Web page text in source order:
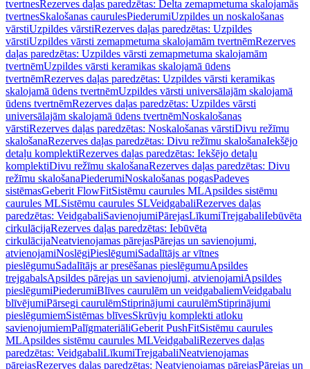
tvertnesRezerves daļas paredzētas: Delta zemapmetuma skalojamās
tvertnesSkalošanas caurulesPiederumiUzpildes un noskalošanas
vārstiUzpildes vārstiRezerves daļas paredzētas: Uzpildes
vārstiUzpildes vārsti zemapmetuma skalojamām tvertnēmRezerves
daļas paredzētas: Uzpildes vārsti zemapmetuma skalojamām
tvertnēmUzpildes vārsti keramikas skalojamā ūdens
tvertnēmRezerves daļas paredzētas: Uzpildes vārsti keramikas
skalojamā ūdens tvertnēmUzpildes vārsti universālajām skalojamā
ūdens tvertnēmRezerves daļas paredzētas: Uzpildes vārsti
universālajām skalojamā ūdens tvertnēmNoskalošanas
vārstiRezerves daļas paredzētas: Noskalošanas vārstiDivu režīmu
skalošanaRezerves daļas paredzētas: Divu režīmu skalošanaIekšējo
detaļu komplektiRezerves daļas paredzētas: Iekšējo detaļu
komplektiDivu režīmu skalošanaRezerves daļas paredzētas: Divu
režīmu skalošanaPiederumiNoskalošanas pogasPadeves
sistēmasGeberit FlowFitSistēmu caurules MLApsildes sistēmu
caurules MLSistēmu caurules SLVeidgabaliRezerves daļas
paredzētas: VeidgabaliSavienojumiPārejasLīkumiTrejgabaliIebūvēta
cirkulācijaRezerves daļas paredzētas: Iebūvēta
cirkulācijaNeatvienojamas pārejasPārejas un savienojumi,
atvienojamiNoslēgiPieslēgumiSadalītājs ar vītnes
pieslēgumuSadalītājs ar presēšanas pieslēgumuApsildes
trejgabalsApsildes pārejas un savienojumi, atvienojamiApsildes
pieslēgumiPiederumiBlīves caurulēm un veidgabaliemVeidgabalu
blīvējumiPārsegi caurulēmStiprinājumi caurulēmStiprinājumi
pieslēgumiemSistēmas blīvesSkrūvju komplekti atloku
savienojumiemPalīgmateriāliGeberit PushFitSistēmu caurules
MLApsildes sistēmu caurules MLVeidgabaliRezerves daļas
paredzētas: VeidgabaliLīkumiTrejgabaliNeatvienojamas
pārejasRezerves daļas paredzētas: Neatvienojamas pārejasPārejas un